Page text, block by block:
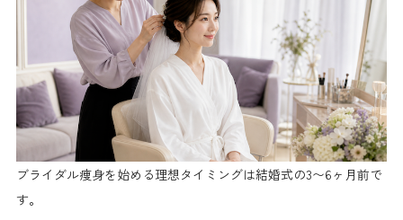
半年以上前から準備したい花嫁のスケジュール例
3ヶ月前から始める花嫁のスケジュール例
1ヶ月前から駆け込む花嫁のスケジュール例
式の前撮りも考慮する花嫁のスケジュール例
次のアクション 残期間に合うコースを選ぶ
まずは痩身メニューを試してみて相性を確認して、その際に
カウンセリングで残期間別プランを相談する
1dayプランや短期集中で直前から間に合わせる方法
ブライダル痩身を始める理想タイミングは結婚式の3〜6ヶ月前で
す。